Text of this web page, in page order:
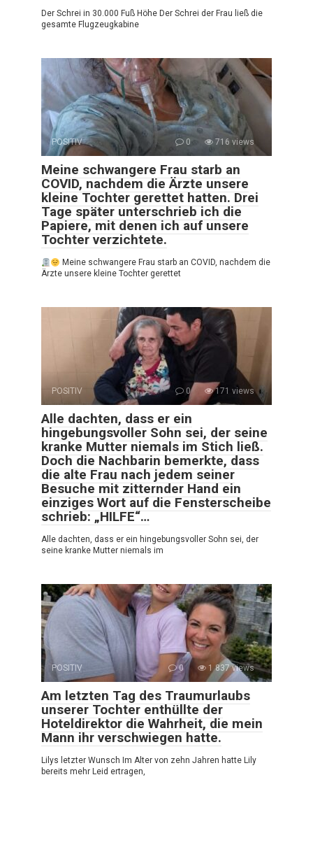
Der Schrei in 30.000 Fuß Höhe Der Schrei der Frau ließ die
gesamte Flugzeugkabine
POSITIV 0 716 views
Meine schwangere Frau starb an
COVID, nachdem die Ärzte unsere
kleine Tochter gerettet hatten. Drei
Tage später unterschrieb ich die
Papiere, mit denen ich auf unsere
Tochter verzichtete.
Meine schwangere Frau starb an COVID, nachdem die
Ärzte unsere kleine Tochter gerettet
POSITIV 0 171 views
Alle dachten, dass er ein
hingebungsvoller Sohn sei, der seine
kranke Mutter niemals im Stich ließ.
Doch die Nachbarin bemerkte, dass
die alte Frau nach jedem seiner
Besuche mit zitternder Hand ein
einziges Wort auf die Fensterscheibe
schrieb: „HILFE“…
Alle dachten, dass er ein hingebungsvoller Sohn sei, der
seine kranke Mutter niemals im
POSITIV 0 1 837 views
Am letzten Tag des Traumurlaubs
unserer Tochter enthüllte der
Hoteldirektor die Wahrheit, die mein
Mann ihr verschwiegen hatte.
Lilys letzter Wunsch Im Alter von zehn Jahren hatte Lily
bereits mehr Leid ertragen,